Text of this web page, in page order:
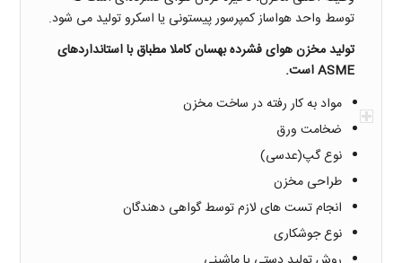
توسط واحد هواساز کمپرسور پیستونی یا اسکرو تولید می شود.
تولید مخزن هوای فشرده بهسان کاملا مطباق با استانداردهای
ASMEاست.
مواد به کار رفته در ساخت مخزن
ضخامت ورق
نوع گپ(عدسی)
طراحی مخزن
انجام تست های لازم توسط گواهی دهندگان
نوع جوشکاری